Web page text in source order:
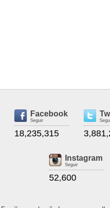
Facebook
Seguir
18,235,315
Instagram
Seguir
52,600